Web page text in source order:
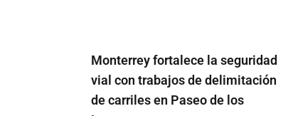
Monterrey fortalece la seguridad
vial con trabajos de delimitación
de carriles en Paseo de los